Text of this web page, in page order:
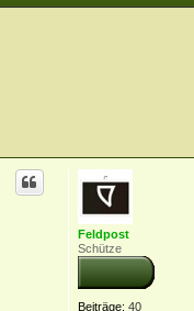
Feldpost
Schütze
Beiträge: 40